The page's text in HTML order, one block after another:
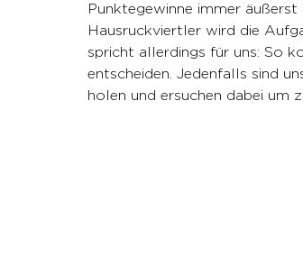
Punktegewinne immer
Hausruckviertler wird die
spricht allerdings für uns: So
entscheiden. Jedenfalls sind
holen und ersuchen dabei